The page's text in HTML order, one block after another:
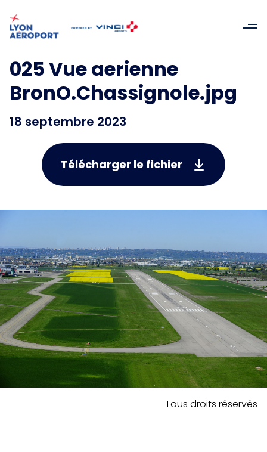
025 Vue aerienne
BronO.Chassignole.jpg
18 septembre 2023
Télécharger le fichier
Tous droits réservés